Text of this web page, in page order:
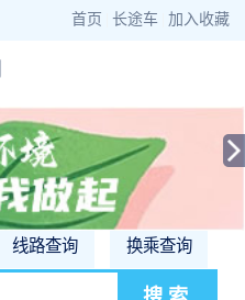
首页 长途车 加入收藏
线路查询 换乘查询